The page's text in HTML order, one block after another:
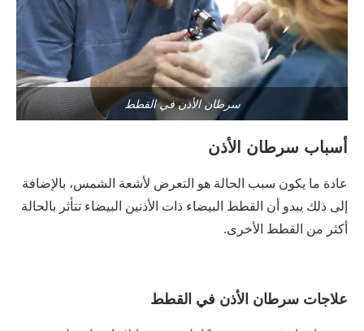
سرطان الأذن في القطط
أسباب سرطان الأذن
عادة ما يكون سبب الحالة هو التعرض لأشعة الشمس، بالإضافة
إلى ذلك يبدو أن القطط البيضاء ذات الأذنين البيضاء تتأثر بالحالة
أكثر من القطط الأخرى.
علاجات سرطان الأذن في القطط